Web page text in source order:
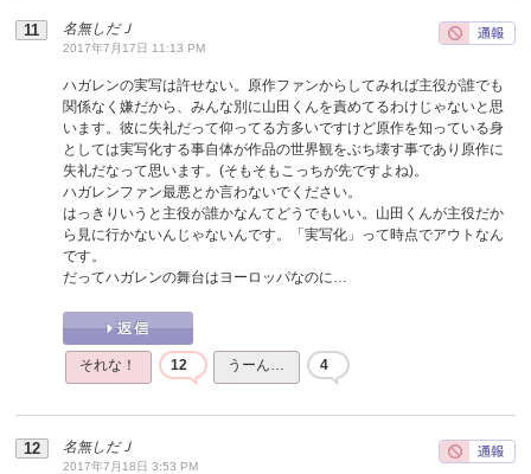
名無しだＪ
2017年7月17日 11:13 PM
ハガレンの実写は許せない。原作ファンからしてみれば主役が誰でも
関係なく嫌だから、みんな別に山田くんを責めてるわけじゃないと思
います。彼に失礼だって仰ってる方多いですけど原作を知っている身
としては実写化する事自体が作品の世界観をぶち壊す事であり原作に
失礼だなって思います。(そもそもこっちが先ですよね)。
ハガレンファン最悪とか言わないでください。
はっきりいうと主役が誰かなんてどうでもいい。山田くんが主役だか
ら見に行かないんじゃないんです。「実写化」って時点でアウトなん
です。
だってハガレンの舞台はヨーロッパなのに…
それな！ 12 うーん… 4
名無しだＪ
2017年7月18日 3:53 PM